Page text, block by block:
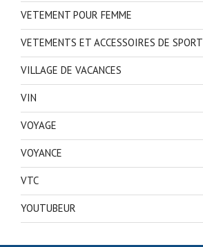
VETEMENT POUR FEMME
VETEMENTS ET ACCESSOIRES DE SPORT
VILLAGE DE VACANCES
VIN
VOYAGE
VOYANCE
VTC
YOUTUBEUR